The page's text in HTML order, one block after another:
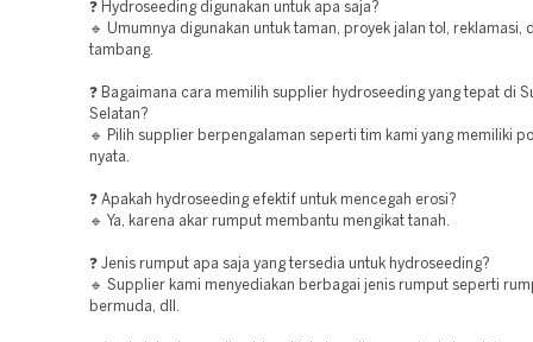
❓ Hydroseeding digunakan untuk apa saja?
🔹 Umumnya digunakan untuk taman, proyek jalan tol, reklamasi,
tambang.
❓ Bagaimana cara memilih supplier hydroseeding yang tepat di
Selatan?
🔹 Pilih supplier berpengalaman seperti tim kami yang memiliki
nyata.
❓ Apakah hydroseeding efektif untuk mencegah erosi?
🔹 Ya, karena akar rumput membantu mengikat tanah.
❓ Jenis rumput apa saja yang tersedia untuk hydroseeding?
🔹 Supplier kami menyediakan berbagai jenis rumput seperti
bermuda, dll.